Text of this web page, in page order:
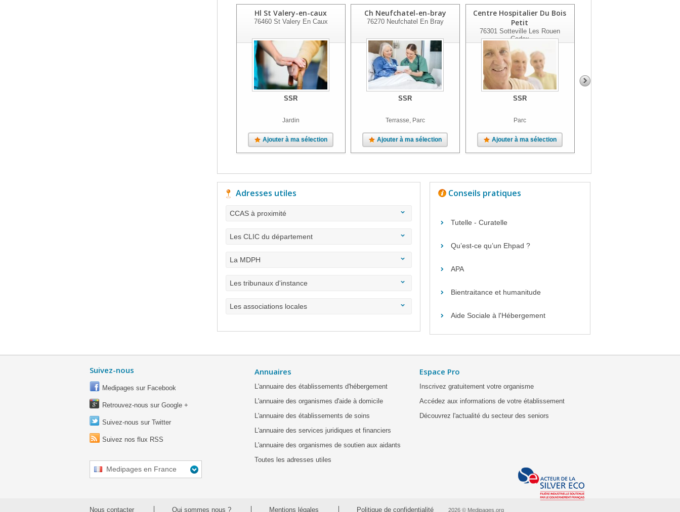
Hl St Valery-en-caux
76460St Valery En Caux
SSR
Jardin
Ajouter à ma sélection
Ch Neufchatel-en-bray
76270Neufchatel En Bray
SSR
Terrasse, Parc
Ajouter à ma sélection
Centre Hospitalier Du Bois
Petit
76301Sotteville Les Rouen
Cedex
SSR
Parc
Ajouter à ma sélection
Adresses utiles
CCAS à proximité
Les CLIC du département
La MDPH
Les tribunaux d'instance
Les associations locales
Conseils pratiques
Tutelle - Curatelle
Qu’est-ce qu’un Ehpad ?
APA
Bientraitance et humanitude
Aide Sociale à l'Hébergement
Suivez-nous
Medipages sur Facebook
Retrouvez-nous sur Google +
Suivez-nous sur Twitter
Suivez nos flux RSS
Medipages en France
Annuaires
L'annuaire des établissements d'hébergement
L'annuaire des organismes d'aide à domicile
L'annuaire des établissements de soins
L'annuaire des services juridiques et financiers
L'annuaire des organismes de soutien aux aidants
Toutes les adresses utiles
Espace Pro
Inscrivez gratuitement votre organisme
Accédez aux informations de votre établissement
Découvrez l'actualité du secteur des seniors
Nous contacter Qui sommes nous ? Mentions légales Politique de confidentialité 2026 © Medipages.org